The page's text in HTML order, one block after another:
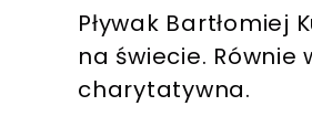
Pływak
na świecie.
charytatywna.